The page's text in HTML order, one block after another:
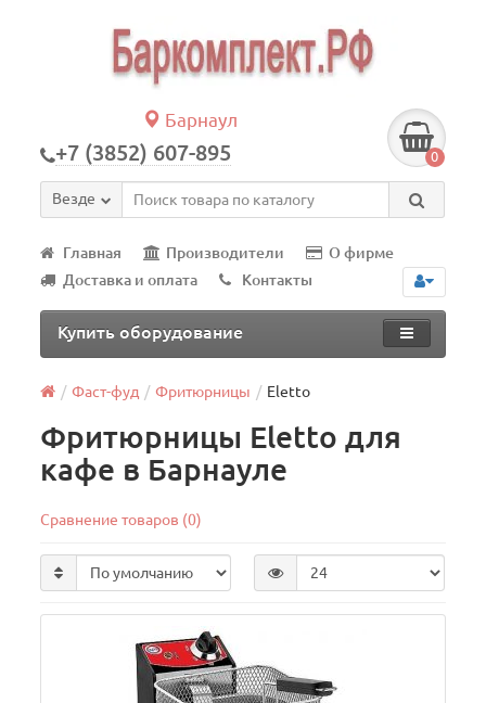
Барнаул
+7 (3852) 607-895 0
Везде
Главная Производители
О фирме
Доставка и оплата
Контакты
Купить оборудование
Фаст-фуд Фритюрницы Eletto
Фритюрницы Eletto для
кафе в Барнауле
Сравнение товаров (0)